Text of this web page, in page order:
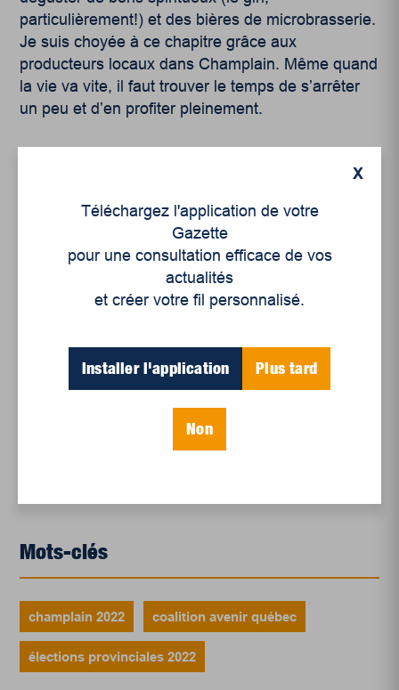
particulièrement!) et des bières de microbrasserie.
Je suis choyée à ce chapitre grâce aux
producteurs locaux dans Champlain. Même quand
la vie va vite, il faut trouver le temps de s’arrêter
un peu et d’en profiter pleinement.
Articles récents
régionale
Juillet 2026
Le sport professionnel féminin : en mouvement,
Mots-clés
champlain 2022 coalition avenir québec
élections provinciales 2022
X
Téléchargez l'application de votre
Gazette
pour une consultation efficace de vos
actualités
et créer votre fil personnalisé.
Installer l'application Plus tard
Non